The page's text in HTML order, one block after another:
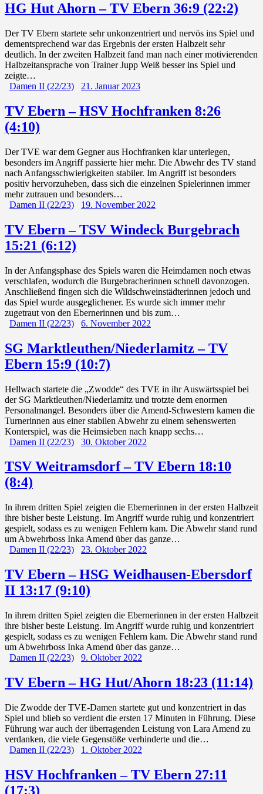
HG Hut Ahorn – TV Ebern 36:9 (22:2)
Der TV Ebern startete sehr unkonzentriert und nervös ins Spiel und
dementsprechend war das Ergebnis der ersten Halbzeit sehr
deutlich. In der zweiten Halbzeit fand man nach einer motivierenden
Halbzeitansprache von Trainer Jupp Weiß besser ins Spiel und
zeigte…
Damen II (22/23)
21. Januar 2023
TV Ebern – HSV Hochfranken 8:26
(4:10)
Der TVE war dem Gegner aus Hochfranken klar unterlegen,
besonders im Angriff passierte hier mehr. Die Abwehr des TV stand
nach Anfangsschwierigkeiten stabiler. Im Angriff ist besonders
positiv hervorzuheben, dass sich die einzelnen Spielerinnen immer
mehr zutrauen und besonders…
Damen II (22/23)
19. November 2022
TV Ebern – TSV Windeck Burgebrach
15:21 (6:12)
In der Anfangsphase des Spiels waren die Heimdamen noch etwas
verschlafen, wodurch die Burgebracherinnen schnell davonzogen.
Anschließend fingen sich die Wildschweinstädterinnen jedoch und
das Spiel wurde ausgeglichener. Es wurde sich immer mehr
zugetraut von den Ebernerinnen und bis zum…
Damen II (22/23)
6. November 2022
SG Marktleuthen/Niederlamitz – TV
Ebern 15:9 (10:7)
Hellwach startete die „Zwodde“ des TVE in ihr Auswärtsspiel bei
der SG Marktleuthen/Niederlamitz und trotzte dem enormen
Personalmangel. Besonders über die Amend-Schwestern kamen die
Turnerinnen aus einer stabilen Abwehr zu einem sehenswerten
Konterspiel, was die Heimsieben nach knapp sechs…
Damen II (22/23)
30. Oktober 2022
TSV Weitramsdorf – TV Ebern 18:10
(8:4)
In ihrem dritten Spiel zeigten die Ebernerinnen in der ersten Halbzeit
ihre bisher beste Leistung. Im Angriff wurde ruhig und konzentriert
gespielt, sodass es zu wenigen Fehlern kam. Die Abwehr stand rund
um Abwehrboss Inka Amend über das ganze…
Damen II (22/23)
23. Oktober 2022
TV Ebern – HSG Weidhausen-Ebersdorf
II 13:17 (9:10)
In ihrem dritten Spiel zeigten die Ebernerinnen in der ersten Halbzeit
ihre bisher beste Leistung. Im Angriff wurde ruhig und konzentriert
gespielt, sodass es zu wenigen Fehlern kam. Die Abwehr stand rund
um Abwehrboss Inka Amend über das ganze…
Damen II (22/23)
9. Oktober 2022
TV Ebern – HG Hut/Ahorn 18:23 (11:14)
Die Zwodde der TVE-Damen startete gut und konzentriert in das
Spiel und blieb so verdient die ersten 17 Minuten in Führung. Diese
Führung war auch der überragenden Leistung von Lara Amend zu
verdanken, die viele Gegenstöße verhinderte und die…
Damen II (22/23)
1. Oktober 2022
HSV Hochfranken – TV Ebern 27:11
(17:3)